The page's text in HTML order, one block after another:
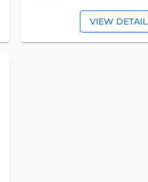
VIEW DETAIL